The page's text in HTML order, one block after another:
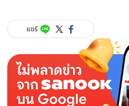
ประสม
ผู้
สวย
ส
ตรอง
โชว์
โยคะ
แชร์